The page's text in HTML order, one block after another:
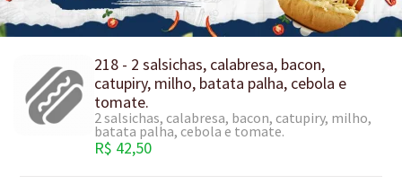
218 - 2 salsichas, calabresa, bacon,
catupiry, milho, batata palha, cebola e
tomate.
2 salsichas, calabresa, bacon, catupiry, milho,
batata palha, cebola e tomate.
R$ 42,50